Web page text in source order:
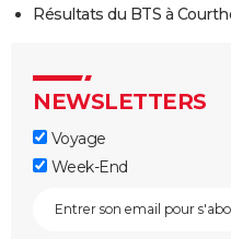
Résultats du BTS à
NEWSLETTERS
Voyage
Week-End